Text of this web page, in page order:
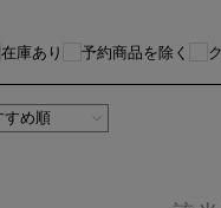
在庫あり 予約商品を除く